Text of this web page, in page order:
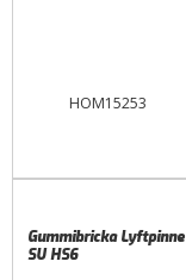
HOM15253
Gummibricka Lyftpinne
SU HS6